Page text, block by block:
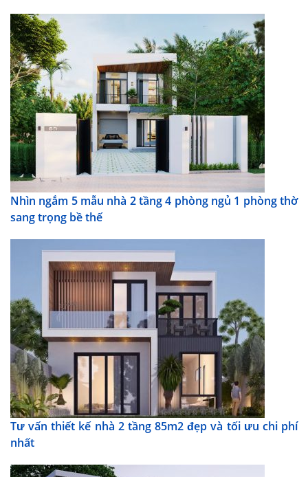
Nhìn ngắm 5 mẫu nhà 2 tầng 4 phòng ngủ 1 phòng thờ
sang trọng bề thế
Tư vấn thiết kế nhà 2 tầng 85m2 đẹp và tối ưu chi phí
nhất